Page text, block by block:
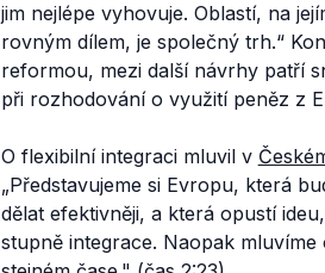
jim nejlépe vyhovuje. Oblastí, na
rovným dílem, je společný trh.“
reformou, mezi další návrhy patří
při rozhodování o využití peněz z
O flexibilní integraci mluvil v
„Představujeme si Evropu, která
dělat efektivněji, a která opustí
stupně integrace. Naopak